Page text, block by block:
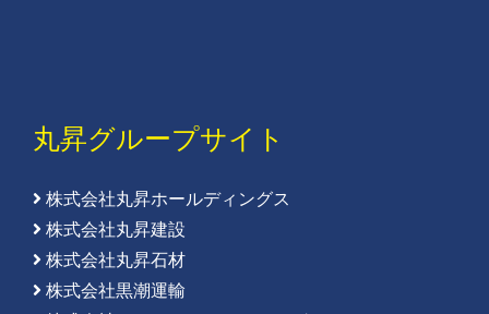
丸昇グループサイト
株式会社丸昇ホールディングス
株式会社丸昇建設
株式会社丸昇石材
株式会社黒潮運輸